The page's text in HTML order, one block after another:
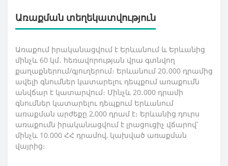
Առաքման տեղեկատվություն
Առաքում իրականացվում է Երևանում և Երևանից
մինչև 60 կմ․ հեռավորության վրա գտնվող
քաղաքներում/գյուղերում։ Երևանում 20․000 դրամից
ավելի գնումներ կատարելու դեպքում առաքումն
անվճար է կատարվում։ Մինչև 20․000 դրամի
գնումներ կատարելու դեպքում Երևանում
առաքման արժեքը 2,000 դրամ է։ Երևանից դուրս
առաքումն իրականացվում է լրացուցիչ վճարով՝
մինչև 10.000 ՀՀ դրամով, կախված առաքման
վայրից։